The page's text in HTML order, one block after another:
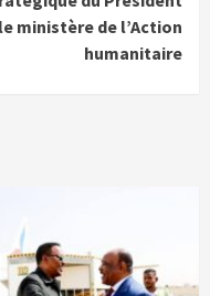
ministère de l’Action
humanitaire